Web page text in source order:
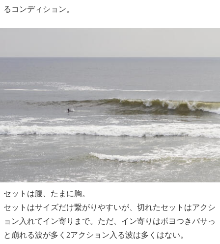
るコンディション。
セットは腹、たまに胸。
セットはサイズだけ繋がりやすいが、切れたセットはアクシ
ョン入れてイン寄りまで。ただ、イン寄りはボヨつきバサっ
と崩れる波が多く2アクション入る波は多くはない。